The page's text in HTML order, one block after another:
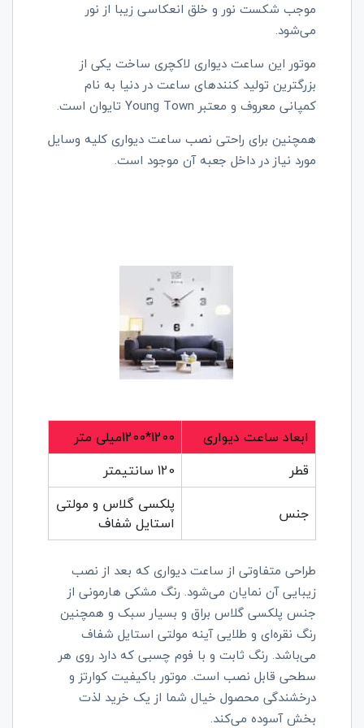
موجب شکست نور و خلق انعکاسی زیبا از نور
می‌شود.
موتور این ساعت دیواری لاکچری ساخت یکی از
بزرگترین تولید کنندهای ساعت در دنیا به نام
کمپانی معروف و معتبر Young Town تایوان است.
همچنین برای راحتی نصب ساعت دیواری کلیه وسایل
مورد نیاز در داخل جعبه آن موجود است.
ابعاد ساعت دیواری
1200*1200میلی متر
قطر
120 سانتیمتر
جنس
پلکسی گلاس و مولتی
استایل شفاف
طراحی متفاوتی از ساعت‌ دیواری که بعد از نصب
زیبایی آن نمایان می‌شود. رنگ مشکی هارمونی از
جنس پلکسی گلاس براق و بسیار سبک و همچنین
رنگ نقره‌ای و طلایی آینه مولتی استایل شفاف
می‌باشد. رنگ ثابت و با فوم چسبی که دارد روی هر
سطحی قابل نصب است. موتور باکیفیت کوارتز و
درخشندگی محصول خیال شما از یک خرید لذت
بخش آسوده می‌کند.